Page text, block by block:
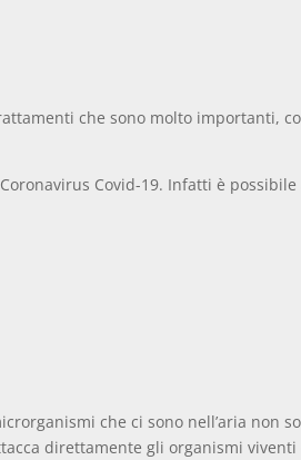
che sono molto importanti,
Covid-19. Infatti è possibile
che ci sono nell’aria non
direttamente gli organismi viventi